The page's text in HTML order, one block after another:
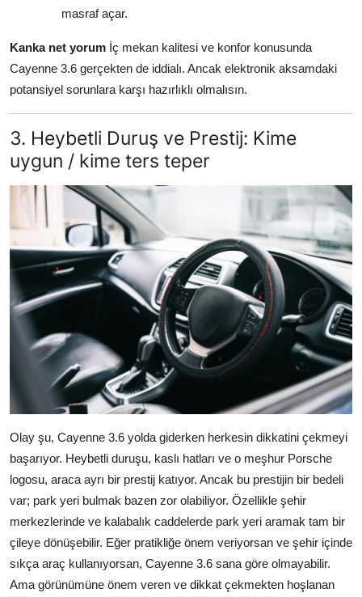
masraf açar.
Kanka net yorum İç mekan kalitesi ve konfor konusunda
Cayenne 3.6 gerçekten de iddialı. Ancak elektronik aksamdaki
potansiyel sorunlara karşı hazırlıklı olmalısın.
3. Heybetli Duruş ve Prestij: Kime
uygun / kime ters teper
Olay şu, Cayenne 3.6 yolda giderken herkesin dikkatini çekmeyi
başarıyor. Heybetli duruşu, kaslı hatları ve o meşhur Porsche
logosu, araca ayrı bir prestij katıyor. Ancak bu prestijin bir bedeli
var; park yeri bulmak bazen zor olabiliyor. Özellikle şehir
merkezlerinde ve kalabalık caddelerde park yeri aramak tam bir
çileye dönüşebilir. Eğer pratikliğe önem veriyorsan ve şehir içinde
sıkça araç kullanıyorsan, Cayenne 3.6 sana göre olmayabilir.
Ama görünümüne önem veren ve dikkat çekmekten hoşlanan